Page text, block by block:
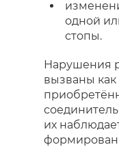
одной
стопы.
Нарушения
вызваны
их